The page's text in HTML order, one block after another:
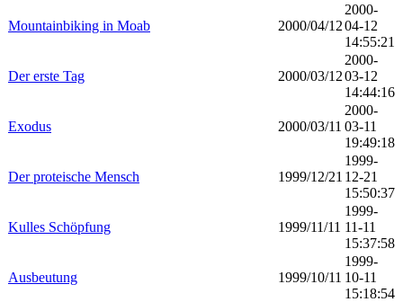
Mountainbiking in Moab 2000/04/12
2000-
04-12
14:55:21
Der erste Tag 2000/03/12
2000-
03-12
14:44:16
Exodus 2000/03/11
2000-
03-11
19:49:18
Der proteische Mensch 1999/12/21
1999-
12-21
15:50:37
Kulles Schöpfung 1999/11/11
1999-
11-11
15:37:58
Ausbeutung 1999/10/11
1999-
10-11
15:18:54